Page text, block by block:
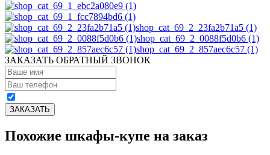
shop_cat_69_2_23fa2b71a5 (1)
shop_cat_69_2_0088f5d0b6 (1)
shop_cat_69_2_857aec6c57 (1)
ЗАКАЗАТЬ ОБРАТНЫЙ ЗВОНОК
Похожие шкафы-купе на заказ